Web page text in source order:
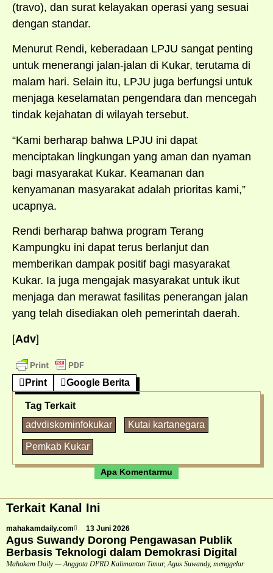
(travo), dan surat kelayakan operasi yang sesuai
dengan standar.
Menurut Rendi, keberadaan LPJU sangat penting
untuk menerangi jalan-jalan di Kukar, terutama di
malam hari. Selain itu, LPJU juga berfungsi untuk
menjaga keselamatan pengendara dan mencegah
tindak kejahatan di wilayah tersebut.
“Kami berharap bahwa LPJU ini dapat
menciptakan lingkungan yang aman dan nyaman
bagi masyarakat Kukar. Keamanan dan
kenyamanan masyarakat adalah prioritas kami,”
ucapnya.
Rendi berharap bahwa program Terang
Kampungku ini dapat terus berlanjut dan
memberikan dampak positif bagi masyarakat
Kukar. Ia juga mengajak masyarakat untuk ikut
menjaga dan merawat fasilitas penerangan jalan
yang telah disediakan oleh pemerintah daerah.
[Adv]
Print Google Berita
Tag Terkait
advdiskominfokukar
Kutai kartanegara
Pemkab Kukar
Apa Komentarmu
Terkait Kanal Ini
mahakamdaily.com 13 Juni 2026
Agus Suwandy Dorong Pengawasan Publik
Berbasis Teknologi dalam Demokrasi Digital
Mahakam Daily — Anggota DPRD Kalimantan Timur, Agus Suwandy, menggelar